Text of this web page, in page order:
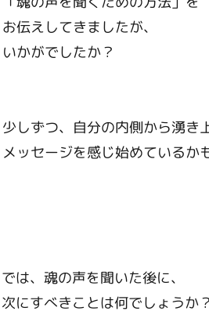
お伝えしてきましたが、
いかがでしたか？
少しずつ、自分の内側から湧き
メッセージを感じ始めているか
では、魂の声を聞いた後に、
次にすべきことは何でしょうか？